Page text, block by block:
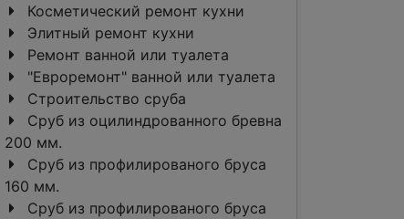
Косметический ремонт кухни
Элитный ремонт кухни
Ремонт ванной или туалета
"Евроремонт" ванной или туалета
Строительство сруба
Сруб из оцилиндрованного бревна
200 мм.
Сруб из профилированого бруса
160 мм.
Сруб из профилированого бруса